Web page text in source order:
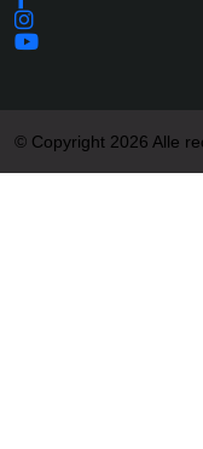
© Copyright 2026 Alle